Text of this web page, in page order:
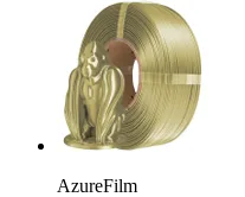
AzureFilm